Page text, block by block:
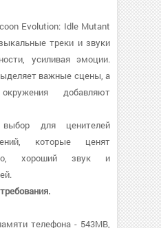
Evolution: Idle Mutant
треки и звуки
усиливая эмоции.
важные сцены, а
добавляют
для ценителей
которые ценят
хороший звук и
телефона - 543MB,